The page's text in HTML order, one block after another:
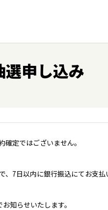
申し込み
定ではございません。
7日以内に銀行振込にてお支払
知らせいたします。